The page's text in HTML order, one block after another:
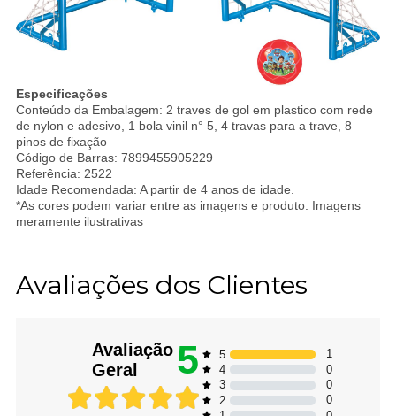
Especificações
Conteúdo da Embalagem: 2 traves de gol em plastico com rede
de nylon e adesivo, 1 bola vinil n° 5, 4 travas para a trave, 8
pinos de fixação
Código de Barras: 7899455905229
Referência: 2522
Idade Recomendada: A partir de 4 anos de idade.
*As cores podem variar entre as imagens e produto. Imagens
meramente ilustrativas
Avaliações dos Clientes
Avaliação
Geral
5 5
1
4
0
3
0
2
0